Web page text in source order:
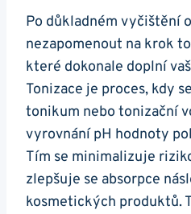
Po důkladném vyčištění
⁤nezapomenout na krok
které dokonale doplní⁣
Tonizace je proces, kdy
tonikum nebo tonizační
vyrovnání pH hodnoty
Tím ⁢se minimalizuje
zlepšuje se absorpce
kosmetických produktů.